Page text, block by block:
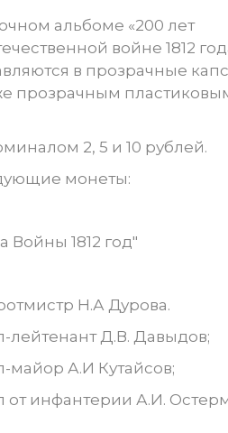
альбоме «200 лет
войне 1812
в прозрачные
прозрачным
2, 5 и 10 рублей.
монеты:
Войны 1812 год"
Н.А Дурова.
лейтенант Д.В. Давыдов;
майор А.И Кутайсов;
от инфантерии А.И.